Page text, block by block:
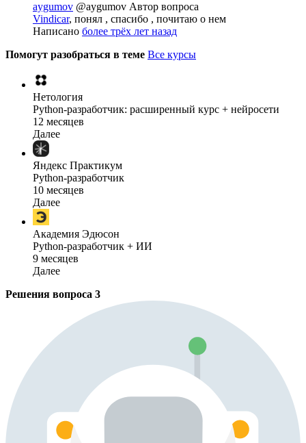
aygumov @aygumov Автор вопроса
Vindicar, понял , спасибо , почитаю о нем
Написано более трёх лет назад
Помогут разобраться в теме Все курсы
Нетология
Python-разработчик: расширенный курс + нейросети
12 месяцев
Далее
Яндекс Практикум
Python-разработчик
10 месяцев
Далее
Академия Эдюсон
Python-разработчик + ИИ
9 месяцев
Далее
Решения вопроса 3